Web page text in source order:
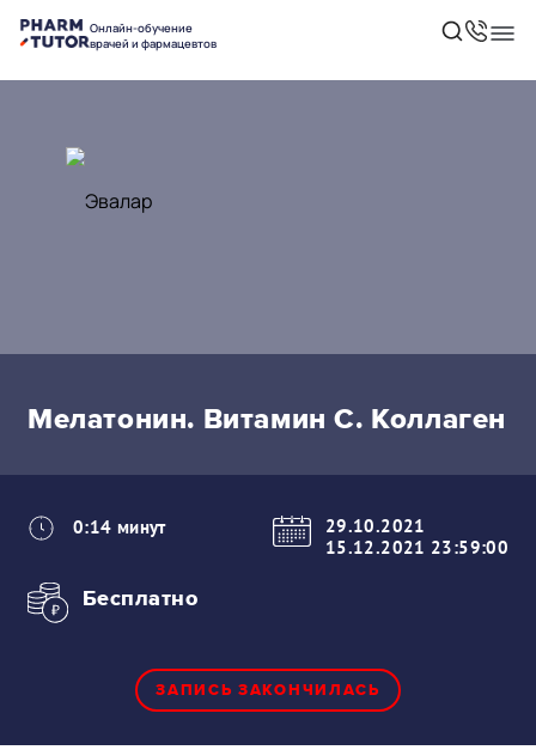
Онлайн-обучение
врачей и фармацевтов
Мелатонин. Витамин С. Коллаген
0:14 минут
29.10.2021
15.12.2021 23:59:00
Бесплатно
ЗАПИСЬ ЗАКОНЧИЛАСЬ